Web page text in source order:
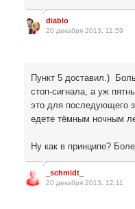
diablo
20 декабря 2013, 11:59
Пункт 5 доставил.)
стоп-сигнала, а уж
это для последующего
едете тёмным ночным
Ну как в принципе?
_schmidt_
20 декабря 2013, 12:11